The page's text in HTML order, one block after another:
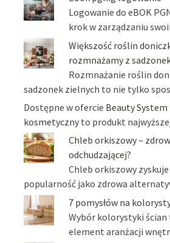
Logowanie do eBOK
krok w zarządzaniu
Większość roślin
rozmnażamy z
Rozmnażanie roślin
sadzonek zielnych to nie tylko
Dostępne w ofercie Beauty
kosmetyczny to produkt
Chleb orkiszowy –
odchudzającej?
Chleb orkiszowy
popularność jako zdrowa
7 pomysłów na
Wybór kolorystyki
element aranżacji